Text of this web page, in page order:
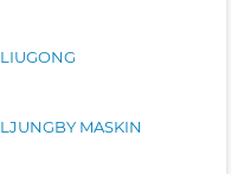
LIUGONG
LJUNGBY MASKIN